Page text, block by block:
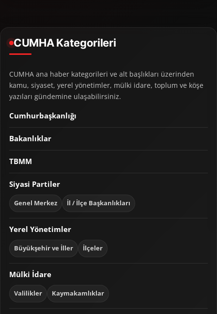
CUMHA Kategorileri
CUMHA ana haber kategorileri ve alt başlıkları üzerinden
kamu, siyaset, yerel yönetimler, mülki idare, toplum ve köşe
yazıları gündemine ulaşabilirsiniz.
Cumhurbaşkanlığı
Bakanlıklar
TBMM
Siyasi Partiler
Genel Merkez İl / İlçe Başkanlıkları
Yerel Yönetimler
Büyükşehir ve İller İlçeler
Mülki İdare
Valilikler Kaymakamlıklar